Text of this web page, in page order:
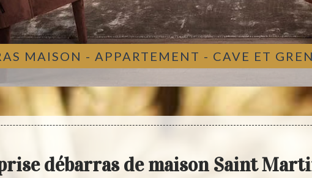
MAISON - APPARTEMENT - CAVE ET
débarras de maison Saint